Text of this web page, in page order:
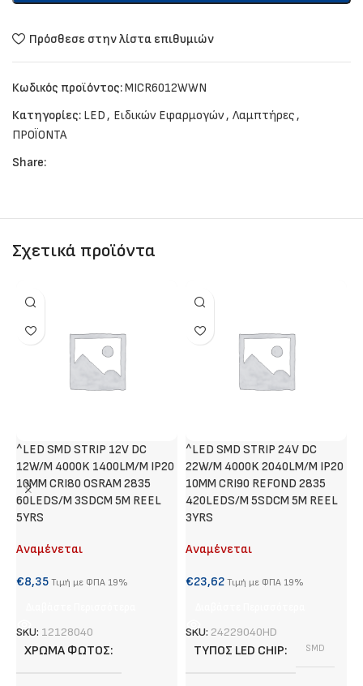
Πρόσθεσε στην λίστα επιθυμιών
Κωδικός προϊόντος:MICR6012WWN
Κατηγορίες: LED, Ειδικών Εφαρμογών, Λαμπτήρες,
ΠΡΟΪΟΝΤΑ
Share:
Σχετικά προϊόντα
^LED SMD STRIP 12V DC
12W/M 4000K 1400LM/M IP20
10MM CRI80 OSRAM 2835
60LEDS/M 3SDCM 5M REEL
5YRS
Αναμένεται
€8,35 Τιμή με ΦΠΑ 19%
SKU: 12128040
ΧΡΏΜΑ ΦΩΤΌΣ
^LED SMD STRIP 24V DC
22W/M 4000K 2040LM/M IP20
10MM CRI90 REFOND 2835
420LEDS/M 5SDCM 5M REEL
3YRS
Αναμένεται
€23,62 Τιμή με ΦΠΑ 19%
SKU: 24229040HD
ΤΎΠΟΣ LED CHIP SMD